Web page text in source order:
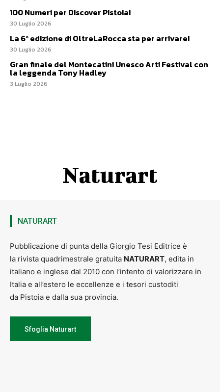
100 Numeri per Discover Pistoia!
30 Luglio 2026
La 6ª edizione di OltreLaRocca sta per arrivare!
30 Luglio 2026
Gran finale del Montecatini Unesco Arti Festival con
la leggenda Tony Hadley
3 Luglio 2026
Naturart
NATURART
Pubblicazione di punta della Giorgio Tesi Editrice è
la rivista quadrimestrale gratuita NATURART, edita in
italiano e inglese dal 2010 con l’intento di valorizzare in
Italia e all’estero le eccellenze e i tesori custoditi
da Pistoia e dalla sua provincia.
Sfoglia Naturart